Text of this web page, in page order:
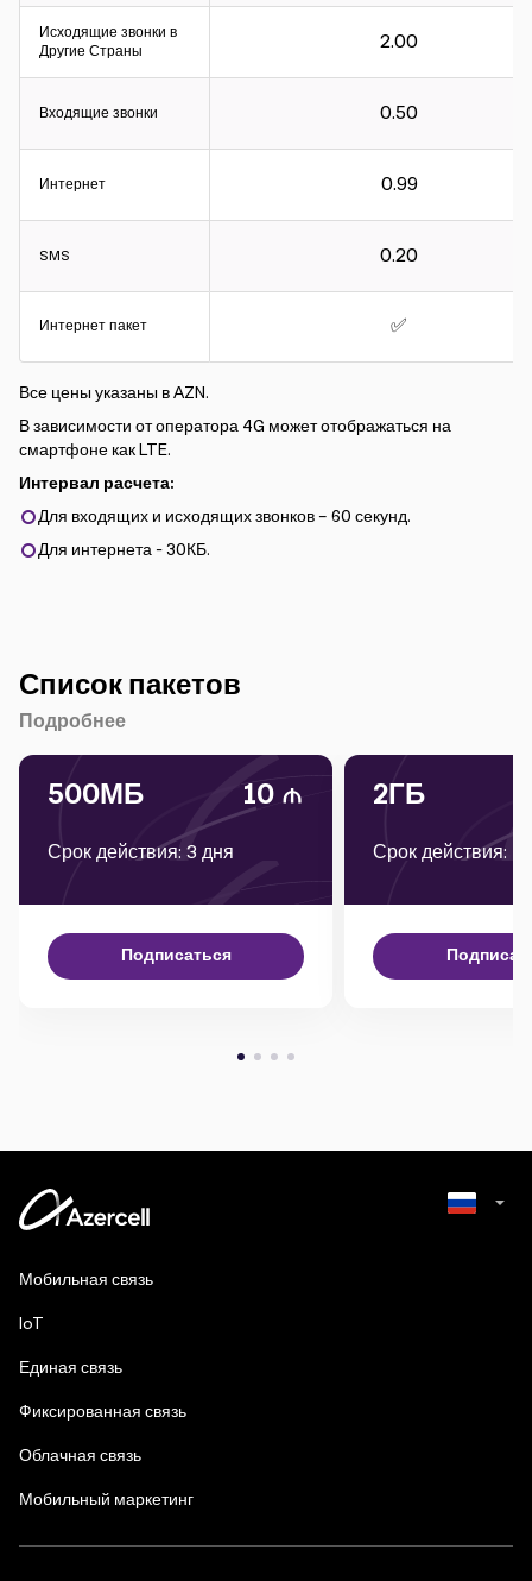
Интервал расчета:
Для входящих и исходящих звонков – 60 секунд.
Исходящие звонки в
Другие Страны
Входящие звонки
Интернет
SMS
Интернет пакет
2.00
0.50
0.99
0.20
✅
Все цены указаны в АZN.
В зависимости от оператора 4G может отображаться на
смартфоне как LTE.
Интервал расчета:
Для входящих и исходящих звонков – 60 секунд.
Для интернета - 30КБ.
Список пакетов
Подробнее
500МБ 10
Срок действия: 3 дня
Подписаться
2ГБ
Срок действия:
Мобильная связь
IoT
Единая связь
Фиксированная связь
Облачная связь
Мобильный маркетинг